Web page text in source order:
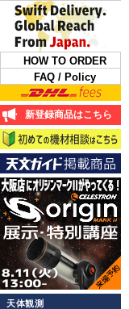
HOW TO ORDER
FAQ / Policy
新登録商品はこちら
天体観測